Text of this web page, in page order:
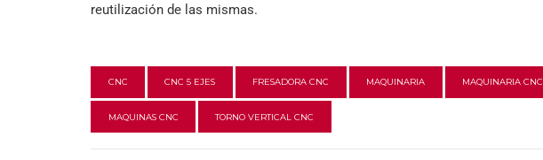
reutilización de las mismas.
CNC CNC 5 EJES FRESADORA CNC MAQUINARIA MAQUINARIA CNC
MAQUINAS CNC TORNO VERTICAL CNC